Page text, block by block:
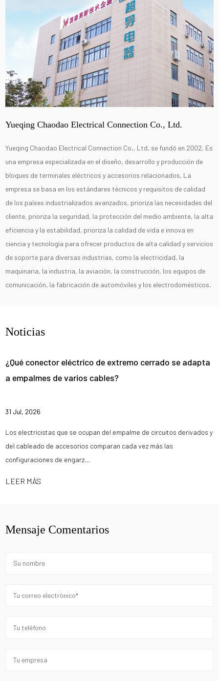
Yueqing Chaodao Electrical Connection Co., Ltd.
Yueqing Chaodao Electrical Connection Co., Ltd. se fundó en 2002. Es
una empresa especializada en el diseño, desarrollo y producción de
bloques de terminales eléctricos y accesorios relacionados. La
empresa se basa en los estándares técnicos y requisitos de calidad
de los países industrializados avanzados, prioriza las necesidades del
cliente, prioriza la seguridad, la protección del medio ambiente, la alta
eficiencia y la estabilidad, prioriza la calidad de vida e innova en
ciencia y tecnología para ofrecer productos de alta calidad y servicios
de soporte para diversas industrias, como la electricidad, la
maquinaria, la industria, la aviación, la construcción, los equipos de
comunicación, la fabricación de automóviles y los electrodomésticos.
Noticias
¿Qué conector eléctrico de extremo cerrado se adapta
a empalmes de varios cables?
31 Jul, 2026
Los electricistas que se ocupan del empalme de circuitos derivados y
del cableado de accesorios comparan cada vez más las
configuraciones de engarz...
LEER MÁS
Mensaje Comentarios